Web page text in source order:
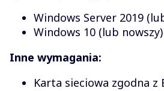
Windows Server 2019
Windows 10 (lub
Inne wymagania:
Karta sieciowa zgodna z